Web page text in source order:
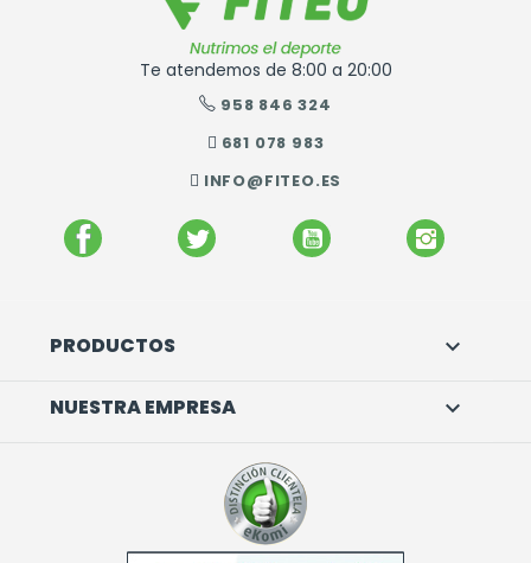
Te atendemos de 8:00 a 20:00
958 846 324
681 078 983
INFO@FITEO.ES
FACEBOOK TWITTER YOUTUBE
PRODUCTOS 
NUESTRA EMPRESA 